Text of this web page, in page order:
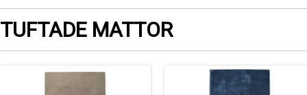
TUFTADE MATTOR